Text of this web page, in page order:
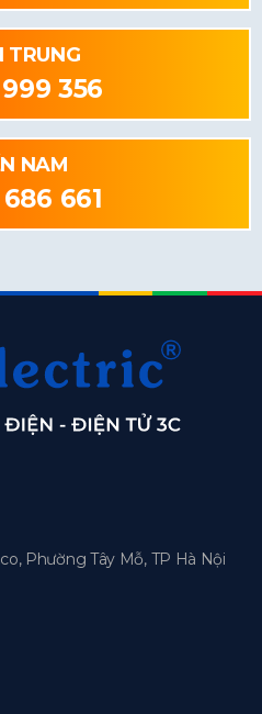
TRUNG
356
NAM
661
Phường Tây Mỗ, TP Hà Nội